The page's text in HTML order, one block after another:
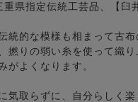
県指定伝統工芸品、【臼
統的な模様も相まって古
撚りの弱い糸を使って織
がよくなります。
気取らずに、自分らしく